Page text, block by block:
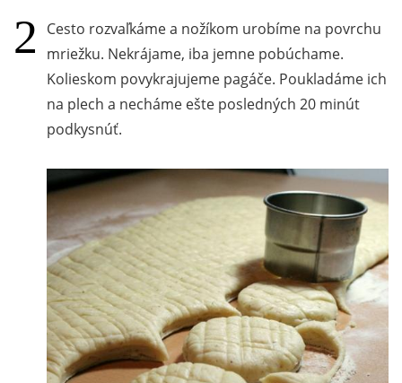
Cesto rozvaľkáme a nožíkom urobíme na povrchu
mriežku. Nekrájame, iba jemne pobúchame.
Kolieskom povykrajujeme pagáče. Poukladáme ich
na plech a necháme ešte posledných 20 minút
podkysnúť.